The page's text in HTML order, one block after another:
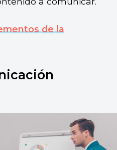
de la